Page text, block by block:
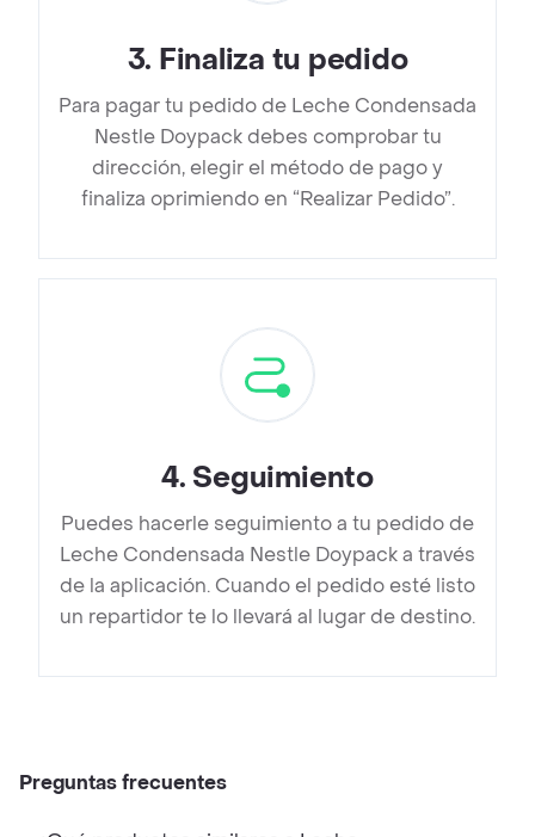
3. Finaliza tu pedido
Para pagar tu pedido de Leche Condensada
Nestle Doypack debes comprobar tu
dirección, elegir el método de pago y
finaliza oprimiendo en “Realizar Pedido”.
4. Seguimiento
Puedes hacerle seguimiento a tu pedido de
Leche Condensada Nestle Doypack a través
de la aplicación. Cuando el pedido esté listo
un repartidor te lo llevará al lugar de destino.
Preguntas frecuentes